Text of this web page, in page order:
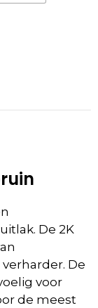
De 2K
De
voor
de meest